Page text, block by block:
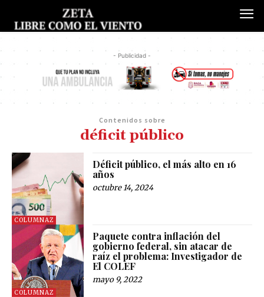
- Publicidad -
Contenidos sobre
déficit público
COLUMNAZ
Déficit público, el más alto en 16
años
octubre 14, 2024
COLUMNAZ
Paquete contra inflación del
gobierno federal, sin atacar de
raíz el problema: Investigador de
El COLEF
mayo 9, 2022